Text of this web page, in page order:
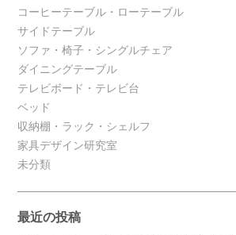
コーヒーテーブル・ローテーブル
サイドテーブル
ソファ・椅子・シングルチェア
ダイニングテーブル
テレビボード・テレビ台
ベッド
収納棚・ラック・シェルフ
家具デザイン研究室
未分類
最近の投稿